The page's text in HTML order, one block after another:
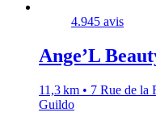
4.945 avis
Ange’L
11,3 km • 7 Rue de la
Guildo